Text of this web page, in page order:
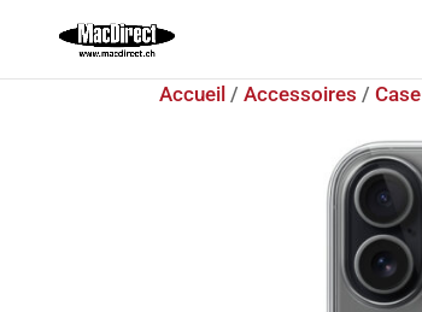
Accueil / Accessoires / Case